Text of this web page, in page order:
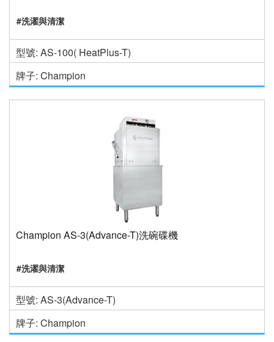
#洗濯與清潔
型號: AS-100( HeatPlus-T)
牌子: Champion
Champion AS-3(Advance-T)洗碗碟機
#洗濯與清潔
型號: AS-3(Advance-T)
牌子: Champion